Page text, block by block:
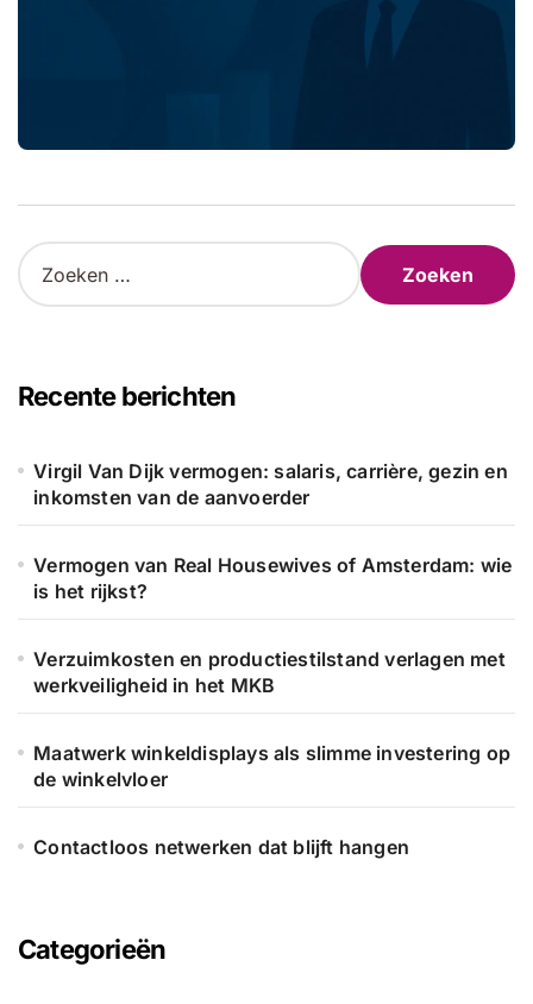
Z
o
n
n
a
Recente berichten
Virgil Van Dijk vermogen: salaris, carrière, gezin en
inkomsten van de aanvoerder
Vermogen van Real Housewives of Amsterdam: wie
is het rijkst?
Verzuimkosten en productiestilstand verlagen met
werkveiligheid in het MKB
Maatwerk winkeldisplays als slimme investering op
de winkelvloer
Contactloos netwerken dat blijft hangen
Categorieën